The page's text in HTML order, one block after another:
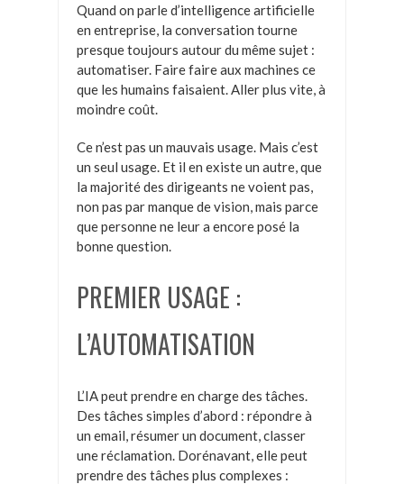
Quand on parle d’intelligence artificielle
en entreprise, la conversation tourne
presque toujours autour du même sujet :
automatiser. Faire faire aux machines ce
que les humains faisaient. Aller plus vite, à
moindre coût.
Ce n’est pas un mauvais usage. Mais c’est
un seul usage. Et il en existe un autre, que
la majorité des dirigeants ne voient pas,
non pas par manque de vision, mais parce
que personne ne leur a encore posé la
bonne question.
PREMIER USAGE :
L’AUTOMATISATION
L’IA peut prendre en charge des tâches.
Des tâches simples d’abord : répondre à
un email, résumer un document, classer
une réclamation. Dorénavant, elle peut
prendre des tâches plus complexes :